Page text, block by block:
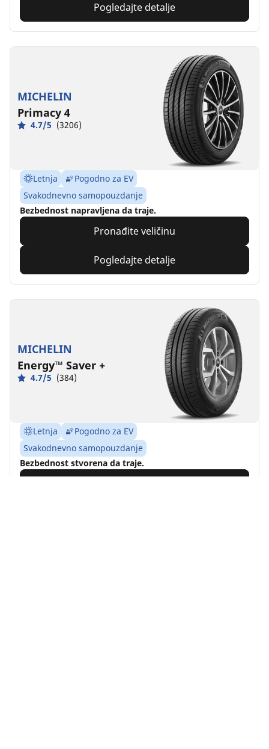
Pogledajte detalje
MICHELIN
Primacy 4
4.7/5 (3206)
Letnja
Pogodno za EV
Svakodnevno samopouzdanje
Bezbednost napravljena da traje.
Pronađite veličinu
Pogledajte detalje
MICHELIN
Energy™ Saver +
4.7/5 (384)
Letnja
Pogodno za EV
Svakodnevno samopouzdanje
Bezbednost stvorena da traje.